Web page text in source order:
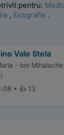
pentru:
, Ecografie .
Vale Stela
- Ion
• 👍 13